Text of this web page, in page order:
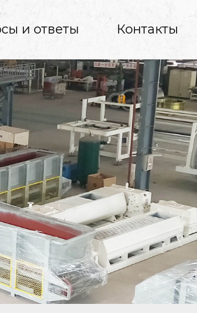
и ответы Контакты